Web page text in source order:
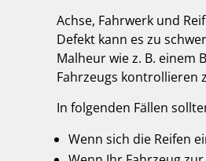
Achse, Fahrwerk und
Defekt kann es zu
Malheur wie z. B. einem
Fahrzeugs kontrollieren
In folgenden Fällen
Wenn sich die Reifen